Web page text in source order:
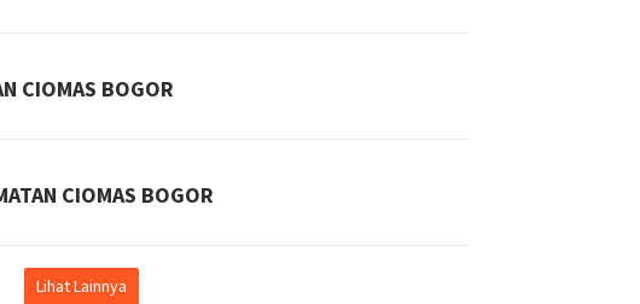
CIOMAS BOGOR
CIOMAS BOGOR
Lihat Lainnya